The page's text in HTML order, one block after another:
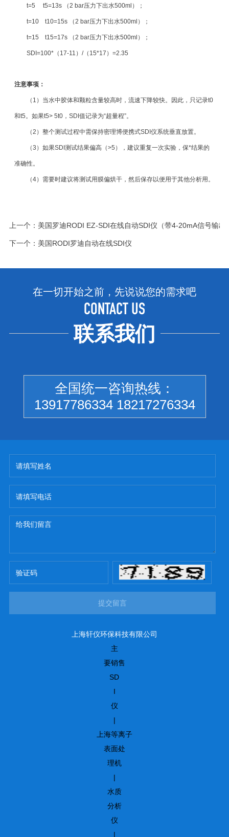
t=5 t5=13s （2 bar压力下出水500ml）；
t=10 t10=15s （2 bar压力下出水500ml）；
t=15 t15=17s （2 bar压力下出水500ml）；
SDI=100*（17-11）/（15*17）=2.35
注意事项：
（1）当水中胶体和颗粒含量较高时，流速下降较快。因此，只记录t0
和t5。如果t5> 5t0，SDI值记录为“超量程”。
（2）整个测试过程中需保持密理博便携式SDI仪系统垂直放置。
（3）如果SDI测试结果偏高（>5），建议重复一次实验，保*结果的
准确性。
（4）需要时建议将测试用膜偏烘干，然后保存以便用于其他分析用。
上一个： 美国罗迪RODI EZ-SDI在线自动SDI仪（带4-20mA信号输出
下一个： 美国RODI罗迪自动在线SDI仪
在一切开始之前，先说说您的需求吧
CONTACT US
联系我们
全国统一咨询热线：
13917786334 18217276334
提交留言
上海轩仪环保科技有限公司
主
要销售
SD
I
仪
|
上海等离子
表面处
理机
|
水质
分析
仪
|